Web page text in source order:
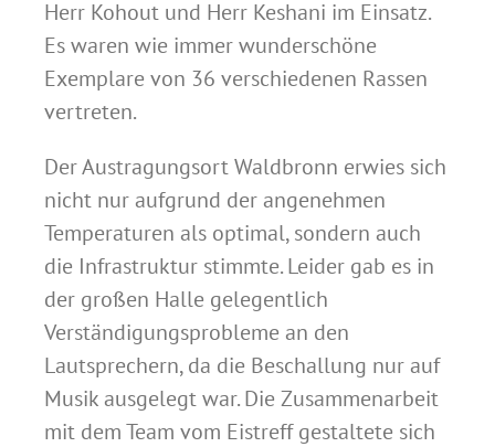
Herr Kohout und Herr Keshani im Einsatz.
Es waren wie immer wunderschöne
Exemplare von 36 verschiedenen Rassen
vertreten.
Der Austragungsort Waldbronn erwies sich
nicht nur aufgrund der angenehmen
Temperaturen als optimal, sondern auch
die Infrastruktur stimmte. Leider gab es in
der großen Halle gelegentlich
Verständigungsprobleme an den
Lautsprechern, da die Beschallung nur auf
Musik ausgelegt war. Die Zusammenarbeit
mit dem Team vom Eistreff gestaltete sich